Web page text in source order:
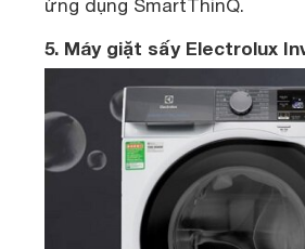
ứng dụng SmartThinQ.
5. Máy giặt sấy Electrolux